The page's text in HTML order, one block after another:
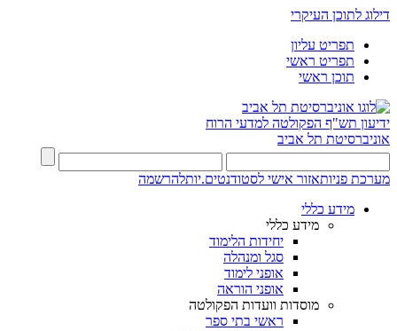
דילוג לתוכן העיקרי
תפריט עליון
תפריט ראשי
תוכן ראשי
ידיעון תש"ף הפקולטה למדעי הרוח
אוניברסיטת תל אביב
מערכת פניותאזור אישי לסטודנטים.יותלהרשמה
מידע כללי
מידע כללי
יחידות הלימוד
סגל ומנהלה
אופני לימוד
אופני הוראה
מוסדות וועדות הפקולטה
ראשי בתי ספר